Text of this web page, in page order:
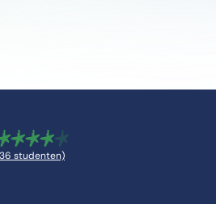
studenten)